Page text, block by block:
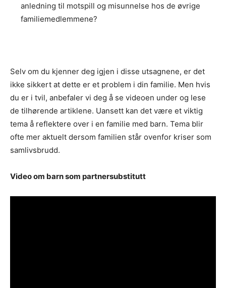
anledning til motspill og misunnelse hos de øvrige
familiemedlemmene?
Selv om du kjenner deg igjen i disse utsagnene, er det
ikke sikkert at dette er et problem i din familie. Men hvis
du er i tvil, anbefaler vi deg å se videoen under og lese
de tilhørende artiklene. Uansett kan det være et viktig
tema å reflektere over i en familie med barn. Tema blir
ofte mer aktuelt dersom familien står ovenfor kriser som
samlivsbrudd.
Video om barn som partnersubstitutt